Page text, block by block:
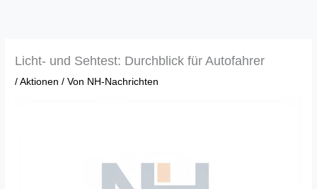
Licht- und Sehtest: Durchblick für Autofahrer
/Aktionen / Von NH-Nachrichten